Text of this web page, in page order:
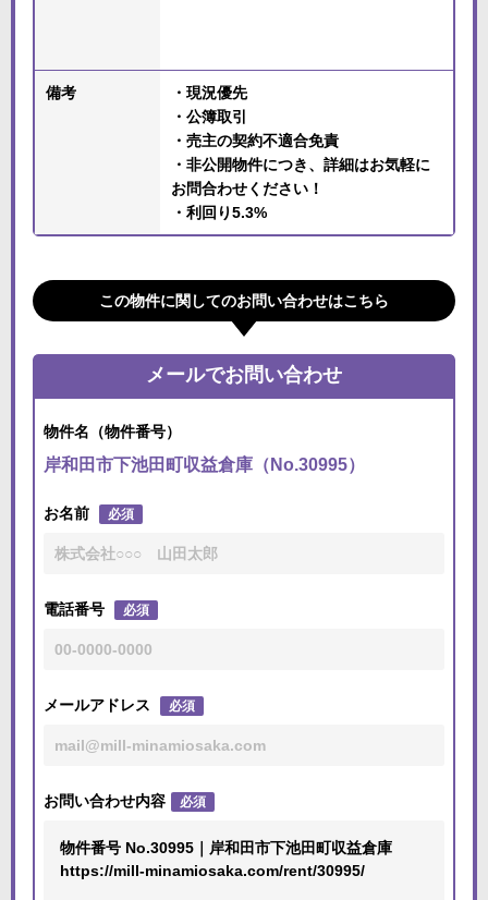
備考
・現況優先
・公簿取引
・売主の契約不適合免責
・非公開物件につき、詳細はお気軽に
お問合わせください！
・利回り5.3%
この物件に関してのお問い合わせはこちら
メールでお問い合わせ
物件名（物件番号）
岸和田市下池田町収益倉庫（No.30995）
お名前 必須
電話番号 必須
メールアドレス 必須
お問い合わせ内容 必須